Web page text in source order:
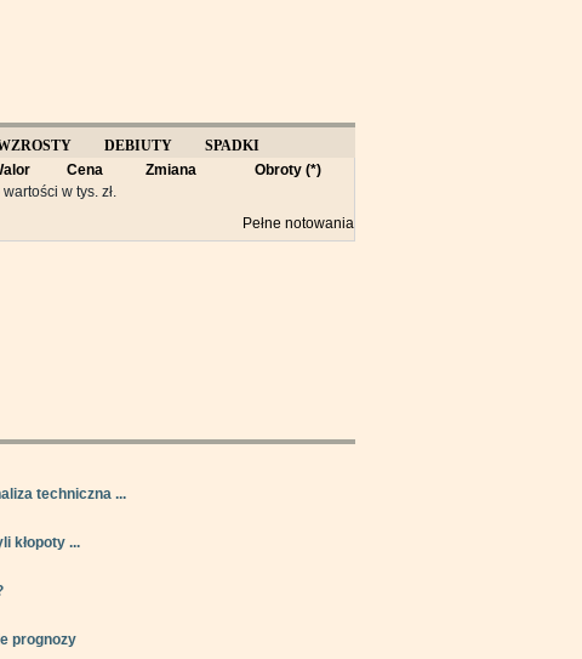
DEBIUTY
SPADKI
Cena Zmiana
Obroty (*)
wartości w tys. zł.
Pełne notowania
techniczna ...
kłopoty ...
prognozy